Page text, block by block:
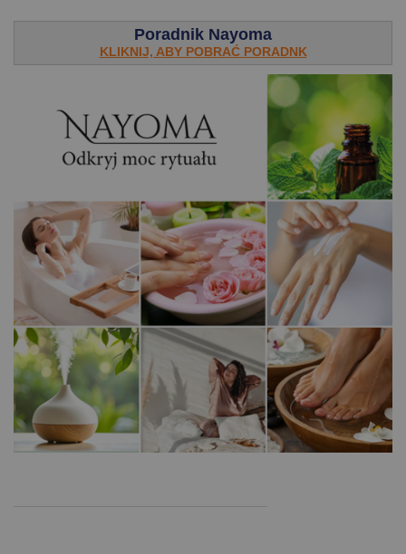
Poradnik Nayoma
KLIKNIJ, ABY POBRAĆ PORADNK